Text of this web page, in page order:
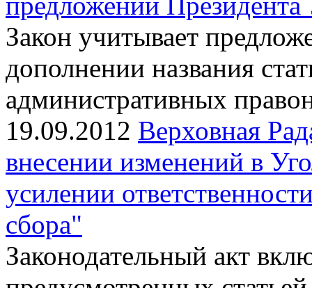
Закон учитывает
дополнении названия
административных
19.09.2012 Верховная
внесении изменений в
усилении
сбора"
Законодательный акт